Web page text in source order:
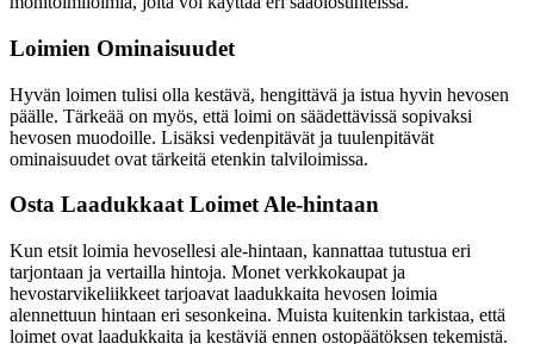
Loimien Ominaisuudet
Hyvän loimen tulisi olla kestävä, hengittävä ja istua hyvin hevosen
päälle. Tärkeää on myös, että loimi on säädettävissä sopivaksi
hevosen muodoille. Lisäksi vedenpitävät ja tuulenpitävät
ominaisuudet ovat tärkeitä etenkin talviloimissa.
Osta Laadukkaat Loimet Ale-hintaan
Kun etsit loimia hevosellesi ale-hintaan, kannattaa tutustua eri
tarjontaan ja vertailla hintoja. Monet verkkokaupat ja
hevostarvikeliikkeet tarjoavat laadukkaita hevosen loimia
alennettuun hintaan eri sesonkeina. Muista kuitenkin tarkistaa, että
loimet ovat laadukkaita ja kestäviä ennen ostopäätöksen tekemistä.